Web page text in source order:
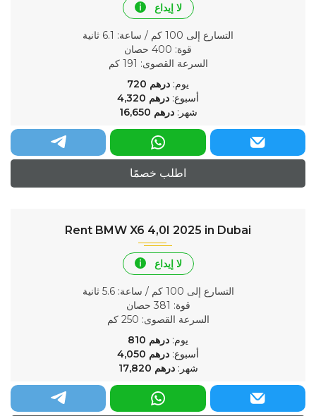
لا إيداع
التسارع إلى 100 كم / ساعة
: 6.1 ثانية
قوة: 400 حصان
السرعة القصوى: 191 كم
يوم: درهم
أسبوع: درهم
شهر: درهم
اطلب خصمًا
Rent BMW X6 4,0I 2025 in Dubai
لا إيداع
التسارع إلى 100 كم / ساعة
: 5.6 ثانية
قوة: 381 حصان
السرعة القصوى: 250 كم
يوم: درهم
أسبوع: درهم
شهر: درهم